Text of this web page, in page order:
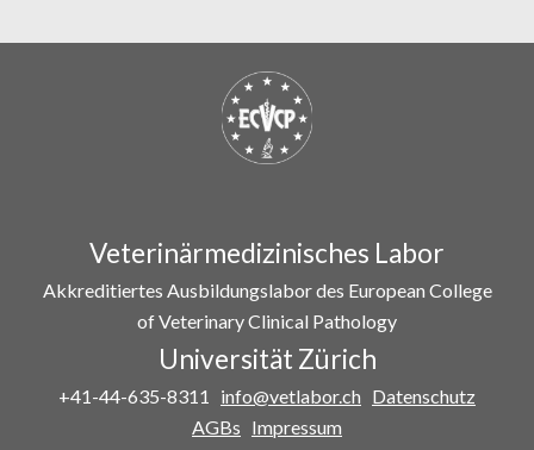
Veterinärmedizinisches Labor
Akkreditiertes Ausbildungslabor des European College
of Veterinary Clinical Pathology
Universität Zürich
+41-44-635-8311 info@vetlabor.ch Datenschutz
AGBs Impressum